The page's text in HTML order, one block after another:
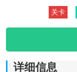
关卡
详细信息